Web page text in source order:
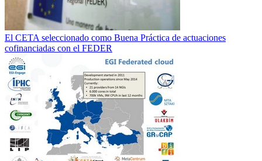
El CETA seleccionado como Buena Práctica de actuaciones
cofinanciadas con el FEDER